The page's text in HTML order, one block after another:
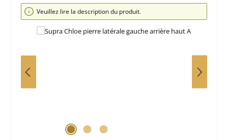
Ignorer la galerie d'images
Veuillez lire la description du produit.